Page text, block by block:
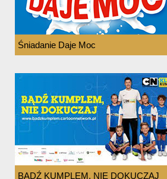
Śniadanie Daje Moc
BĄDŹ KUMPLEM, NIE DOKUCZAJ